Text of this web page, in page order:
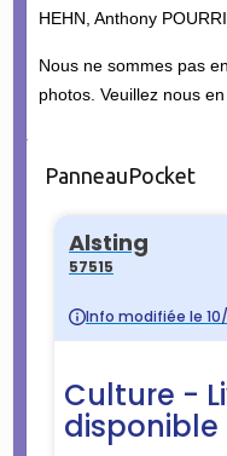
HEHN, Anthony
Nous ne sommes pas
photos. Veuillez nous en
PanneauPocket